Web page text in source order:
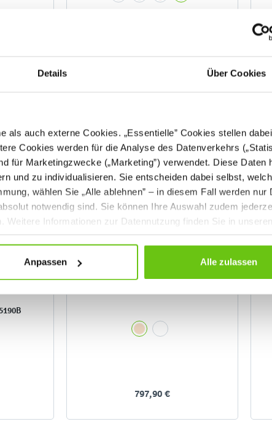
Details Über Cookies
als auch externe Cookies. „Essentielle” Cookies stellen
Cookies werden für die Analyse des Datenverkehrs
für Marketingzwecke („Marketing”) verwendet. Diese Daten
und zu individualisieren. Sie entscheiden dabei selbst,
wählen Sie „Alle ablehnen” – in diesem Fall werden nur
notwendig sind. Sie können Ihre Auswahl zudem
Informationen zur Datennutzung finden Sie in unseren
Anpassen Alle zulassen
759,90 €
797,90 €